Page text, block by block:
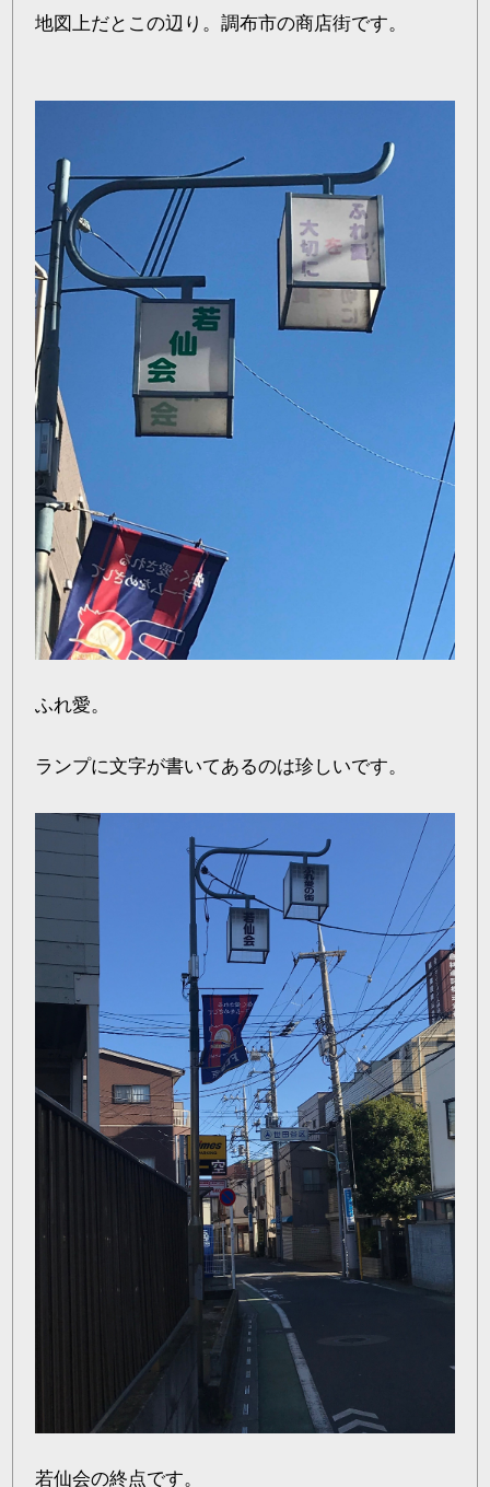
地図上だとこの辺り。調布市の商店街です。
ふれ愛。
ランプに文字が書いてあるのは珍しいです。
若仙会の終点です。